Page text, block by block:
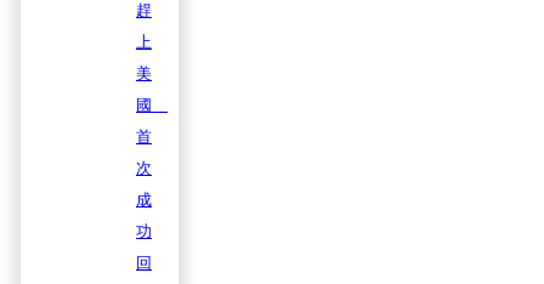
趕
上
美
國
首
次
成
功
回